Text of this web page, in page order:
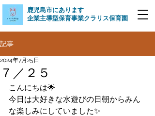
​鹿児島市にあります
企業主導型保育事業クラリス保育園
記事
７／２５
2024年7月25日
こんにちは🌟
今日は大好きな水遊びの日朝からみん
な楽しみにしていました✨